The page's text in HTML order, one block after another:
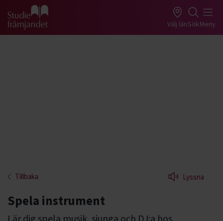
Gå till studiefrämjandets startsida Välj länSökMeny
Tillbaka Lyssna
Spela instrument
Lär dig spela musik, sjunga och DJ:a hos